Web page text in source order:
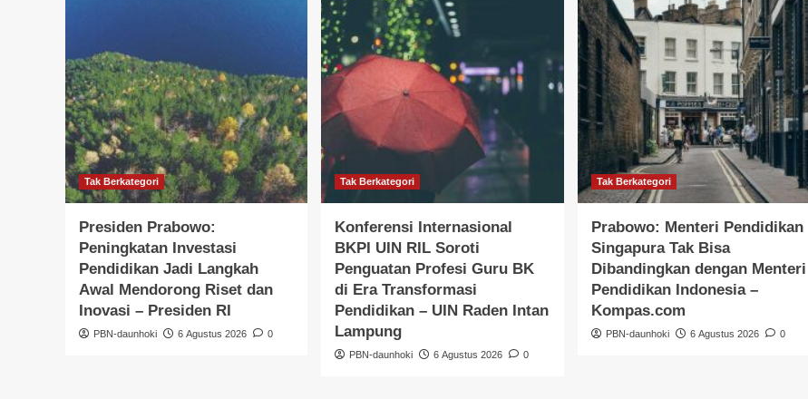
Tak Berkategori
Presiden Prabowo:
Peningkatan Investasi
Pendidikan Jadi Langkah
Awal Mendorong Riset dan
Inovasi – Presiden RI
PBN-daunhoki 6 Agustus 2026 0
Tak Berkategori
Konferensi Internasional
BKPI UIN RIL Soroti
Penguatan Profesi Guru BK
di Era Transformasi
Pendidikan – UIN Raden Intan
Lampung
PBN-daunhoki 6 Agustus 2026 0
Tak Berkategori
Prabowo: Menteri Pendidikan
Singapura Tak Bisa
Dibandingkan dengan Menteri
Pendidikan Indonesia –
Kompas.com
PBN-daunhoki 6 Agustus 2026 0